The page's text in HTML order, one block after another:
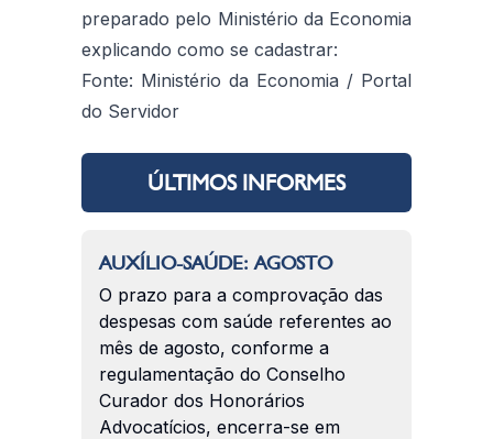
preparado pelo Ministério da Economia
explicando como se cadastrar:
Fonte: Ministério da Economia / Portal
do Servidor
ÚLTIMOS INFORMES
AUXÍLIO-SAÚDE: AGOSTO
O prazo para a comprovação das
despesas com saúde referentes ao
mês de agosto, conforme a
regulamentação do Conselho
Curador dos Honorários
Advocatícios, encerra-se em